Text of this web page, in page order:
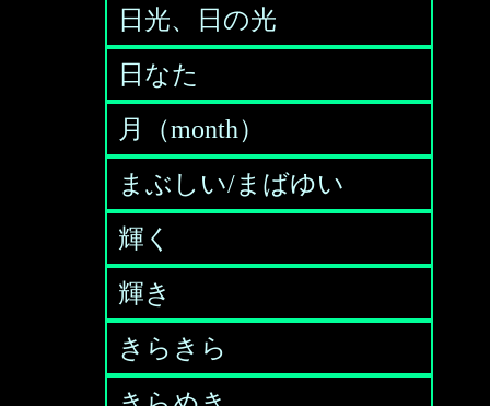
日光、日の光
日なた
月（month）
まぶしい/まばゆい
輝く
輝き
きらきら